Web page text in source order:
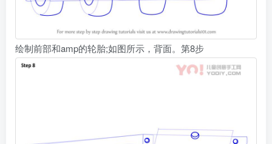
绘制前部和amp的轮胎;如图所示，背面。第8步